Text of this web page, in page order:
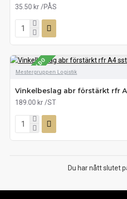
35.50 kr /PÅS
SE LAGERSALDO
Mestergruppen Logistik
Vinkelbeslag abr förstärkt rfr
189.00 kr /ST
Du har nått slutet